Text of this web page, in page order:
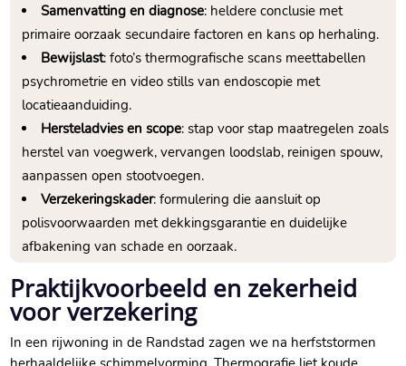
Samenvatting en diagnose: heldere conclusie met
primaire oorzaak secundaire factoren en kans op herhaling.​
Bewijslast: foto’s thermografische scans meettabellen
psychrometrie en video stills van endoscopie met
locatieaanduiding.​
Hersteladvies en scope: stap voor stap maatregelen zoals
herstel van voegwerk, vervangen loodslab, reinigen spouw,
aanpassen open stootvoegen.​
Verzekeringskader: formulering die aansluit op
polisvoorwaarden met dekkingsgarantie en duidelijke
afbakening van schade en oorzaak.​
Praktijkvoorbeeld en zekerheid
voor verzekering
In een rijwoning in de Randstad zagen we na herfststormen